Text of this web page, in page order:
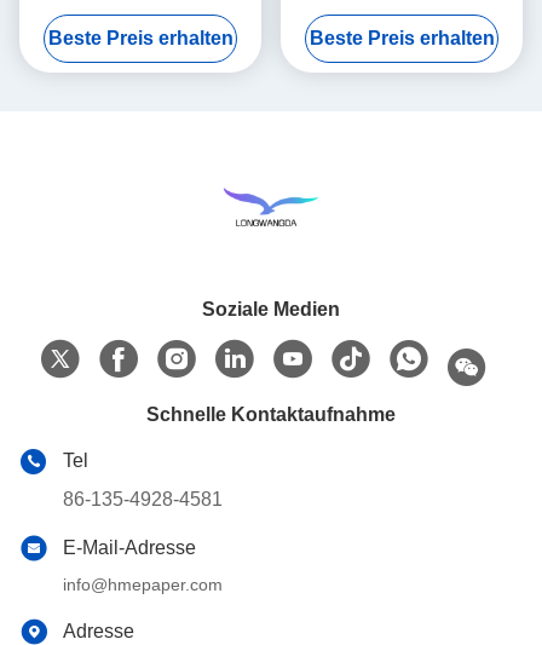
Austauscher-nass
Filterpapier-Element
Beste Preis erhalten
Filterpapier-Hitze-und
Feuchtigkeits-Austausch
Beste Preis erhalten
Soziale Medien
Schnelle Kontaktaufnahme
Tel
86-135-4928-4581
E-Mail-Adresse
info@hmepaper.com
Adresse